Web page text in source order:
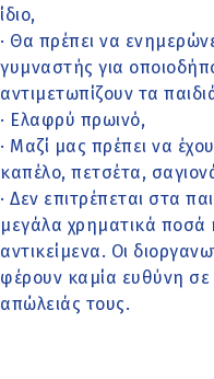
ίδιο,
· Θα πρέπει να
γυμναστής για
αντιμετωπίζουν τα
· Ελαφρύ πρωινό,
· Μαζί μας πρέπει να
καπέλο, πετσέτα,
· Δεν επιτρέπεται στα
μεγάλα χρηματικά ποσά
αντικείμενα. Οι
φέρουν καμία ευθύνη
απώλειάς τους.